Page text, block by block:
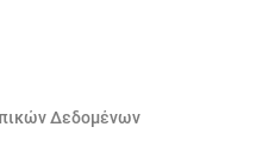
Δεδομένων